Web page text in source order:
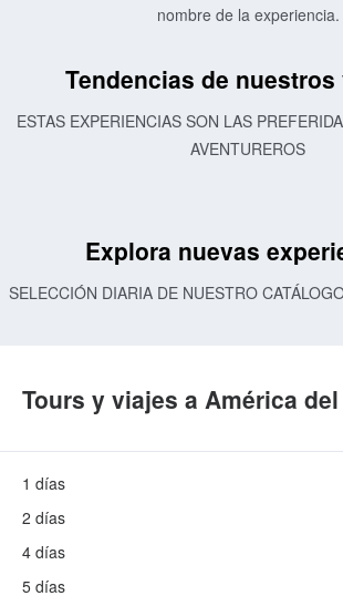
nombre de la experiencia.
Tendencias de
ESTAS EXPERIENCIAS SON LAS
AVENTUREROS
Explora nuevas
SELECCIÓN DIARIA DE NUESTRO
Tours y viajes a América
1 días
2 días
4 días
5 días